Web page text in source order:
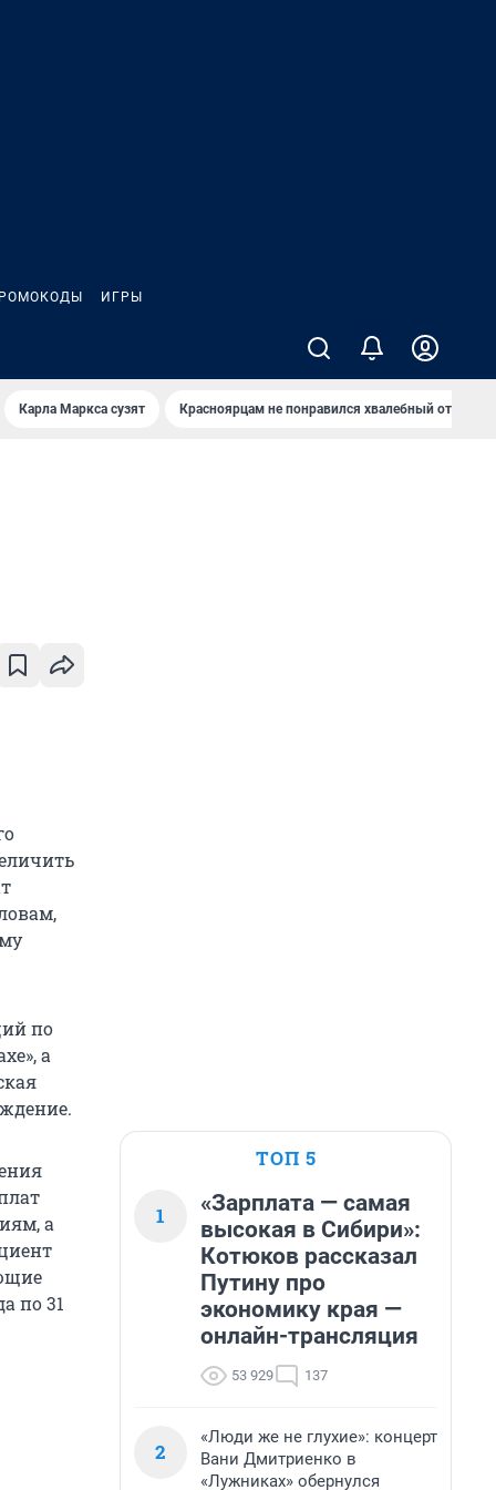
ИГРЫ
Карла Маркса сузят Красноярцам не понравился хвалебный отзыв о
по
а
а
по 31
ТОП 5
1
«Зарплата — самая
высокая в Сибири»:
Котюков рассказал
Путину про
экономику края —
онлайн-трансляция
53 929 137
2
«Люди же не глухие»: концерт
Вани Дмитриенко в
«Лужниках» обернулся